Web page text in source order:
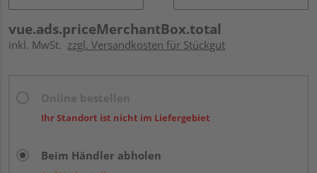
vue.ads.priceMerchantBox.total
inkl. MwSt. zzgl. Versandkosten für Stückgut
Ihr Standort ist nicht im Liefergebiet
Beim Händler abholen